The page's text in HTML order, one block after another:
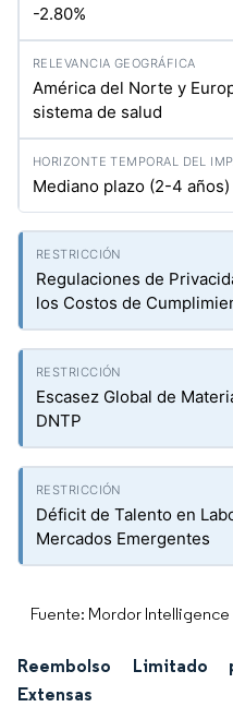
-2.80%
América del Norte y
sistema de salud
Mediano plazo (2-4 años)
Regulaciones de
los Costos de
Escasez Global de
DNTP
Déficit de Talento en
Mercados Emergentes
Fuente: Mordor Intelligence
Reembolso Limitado
Extensas